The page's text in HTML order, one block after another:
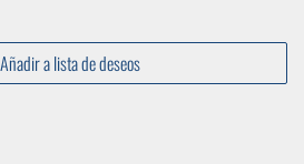
Añadir a lista de deseos